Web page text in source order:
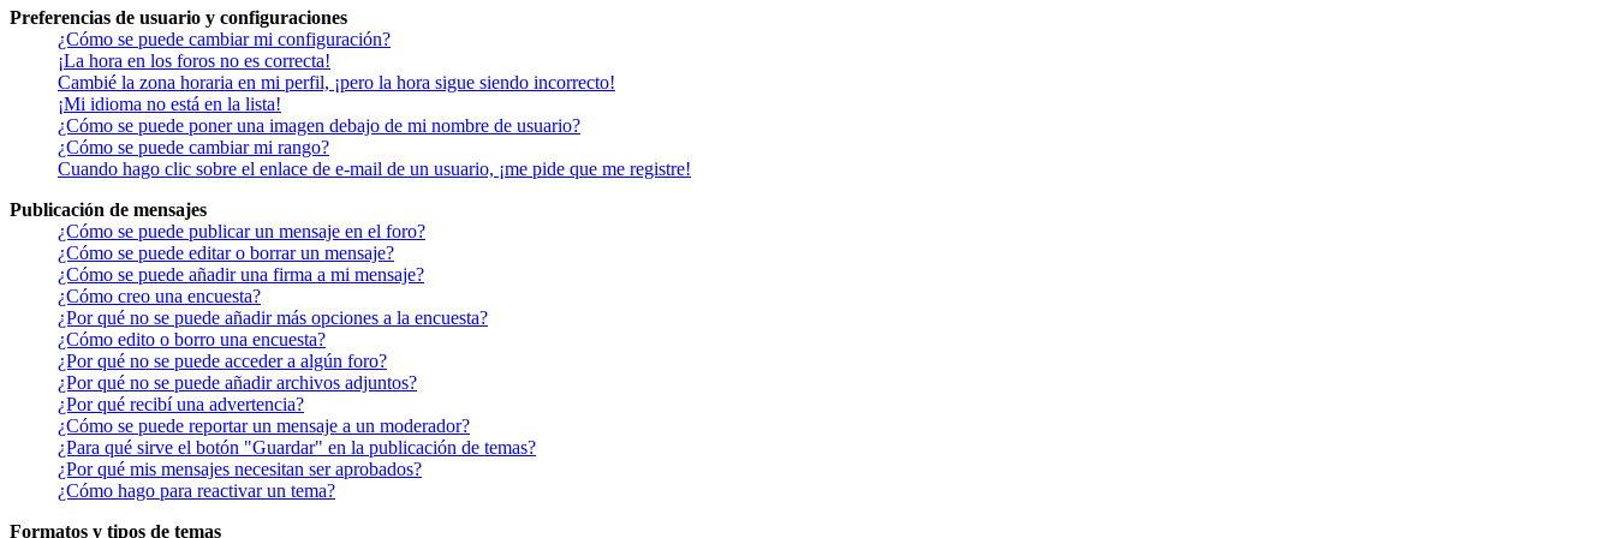
Preferencias de usuario y configuraciones
¿Cómo se puede cambiar mi configuración?
¡La hora en los foros no es correcta!
Cambié la zona horaria en mi perfil, ¡pero la hora sigue siendo incorrecto!
¡Mi idioma no está en la lista!
¿Cómo se puede poner una imagen debajo de mi nombre de usuario?
¿Cómo se puede cambiar mi rango?
Cuando hago clic sobre el enlace de e-mail de un usuario, ¡me pide que me registre!
Publicación de mensajes
¿Cómo se puede publicar un mensaje en el foro?
¿Cómo se puede editar o borrar un mensaje?
¿Cómo se puede añadir una firma a mi mensaje?
¿Cómo creo una encuesta?
¿Por qué no se puede añadir más opciones a la encuesta?
¿Cómo edito o borro una encuesta?
¿Por qué no se puede acceder a algún foro?
¿Por qué no se puede añadir archivos adjuntos?
¿Por qué recibí una advertencia?
¿Cómo se puede reportar un mensaje a un moderador?
¿Para qué sirve el botón "Guardar" en la publicación de temas?
¿Por qué mis mensajes necesitan ser aprobados?
¿Cómo hago para reactivar un tema?
Formatos y tipos de temas